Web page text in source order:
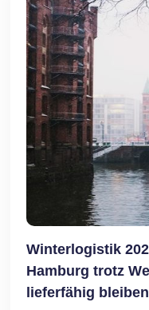
Winterlogistik
Hamburg trotz
lieferfähig bleiben